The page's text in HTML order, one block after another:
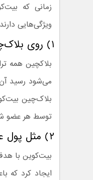
زمانی که
ویژگی‌هایی
۱) روی بلاک‌چین خودشان کار می‌کنند
بلاکچین همه
می‌شود رسید
بلاک‌چین
توسط هر عضو
۲) مثل پول عمل می‌کند
بیت‌کوین با
ایجاد کرد که